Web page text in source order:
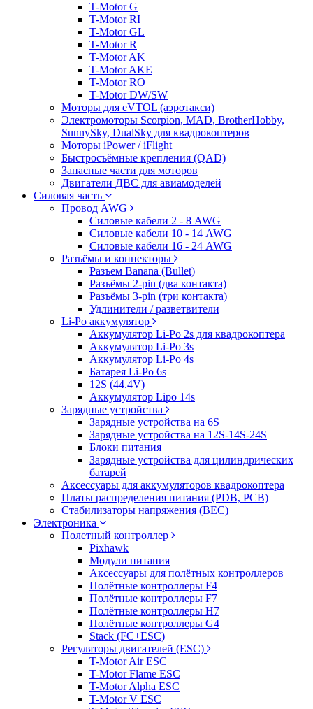
T-Motor G
T-Motor RI
T-Motor GL
T-Motor R
T-Motor AK
T-Motor AKE
T-Motor RO
T-Motor DW/SW
Моторы для eVTOL (аэротакси)
Электромоторы Scorpion, MAD, BrotherHobby,
SunnySky, DualSky для квадрокоптеров
Моторы iPower / iFlight
Быстросъёмные крепления (QAD)
Запасные части для моторов
Двигатели ДВС для авиамоделей
Силовая часть
Провод AWG
Силовые кабели 2 - 8 AWG
Силовые кабели 10 - 14 AWG
Силовые кабели 16 - 24 AWG
Разъёмы и коннекторы
Разъем Banana (Bullet)
Разъёмы 2-pin (два контакта)
Разъёмы 3-pin (три контакта)
Удлинители / разветвители
Li-Po аккумулятор
Аккумулятор Li-Po 2s для квадрокоптера
Аккумулятор Li-Po 3s
Аккумулятор Li-Po 4s
Батарея Li-Po 6s
12S (44.4V)
Аккумулятор Lipo 14s
Зарядные устройства
Зарядные устройства на 6S
Зарядные устройства на 12S-14S-24S
Блоки питания
Зарядные устройства для цилиндрических
батарей
Аксессуары для аккумуляторов квадрокоптера
Платы распределения питания (PDB, PCB)
Стабилизаторы напряжения (BEC)
Электроника
Полетный контроллер
Pixhawk
Модули питания
Аксессуары для полётных контроллеров
Полётные контроллеры F4
Полётные контроллеры F7
Полётные контроллеры H7
Полётные контроллеры G4
Stack (FC+ESC)
Регуляторы двигателей (ESC)
T-Motor Air ESC
T-Motor Flame ESC
T-Motor Alpha ESC
T-Motor V ESC